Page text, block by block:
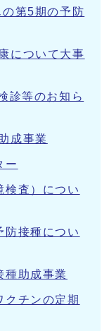
第5期の予防
について大事
診等のお知ら
成事業
ー
査）につい
接種につい
種助成事業
チンの定期